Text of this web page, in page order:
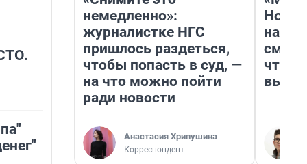
немедленно»:
журналистке НГС
пришлось раздеться,
чтобы попасть в суд, —
на что можно пойти
ради новости
Анастасия Хрипушина
Корреспондент